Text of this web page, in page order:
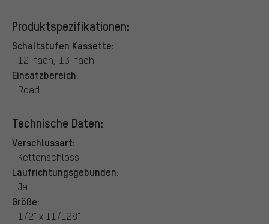
Produktspezifikationen:
Schaltstufen Kassette:
12-fach, 13-fach
Einsatzbereich:
Road
Technische Daten:
Verschlussart:
Kettenschloss
Laufrichtungsgebunden:
Ja
Größe:
1/2" x 11/128"